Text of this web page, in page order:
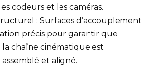
codeurs et les caméras.
: Surfaces d’accouplement
précis pour garantir que
la chaîne cinématique est
et aligné.